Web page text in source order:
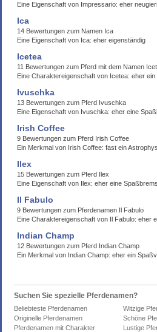
Eine Eigenschaft von Impressario: eher
Ica
14 Bewertungen zum Namen Ica
Eine Eigenschaft von Ica: eher eigenständig
Icetea
11 Bewertungen zum Pferd mit dem Namen
Eine Charaktereigenschaft von Icetea: eher
Ivuschka
13 Bewertungen zum Pferd Ivuschka
Eine Eigenschaft von Ivuschka: eher eine
Irish Coffee
9 Bewertungen zum Pferd Irish Coffee
Ein Merkmal von Irish Coffee: fast ein
Ilex
15 Bewertungen zum Pferd Ilex
Eine Eigenschaft von Ilex: eher eine
Il Fabulo
9 Bewertungen zum Pferdenamen Il Fabulo
Eine Charaktereigenschaft von Il Fabulo: eher
Indian Champ
12 Bewertungen zum Pferd Indian Champ
Ein Merkmal von Indian Champ: eher ein
Suchen Sie spezielle Pferdenamen?
Beliebteste Pferdenamen Witzige
Originelle Pferdenamen
Schöne
Pferdenamen mit Charakter
Lustige